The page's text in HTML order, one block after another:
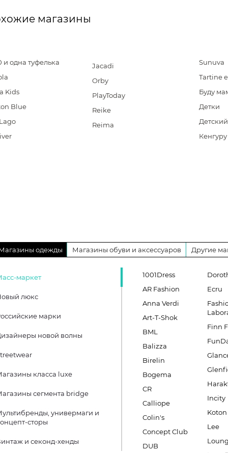
магазины
и одна туфелька
Kids
Blue
Jacadi
Orby
PlayToday
Reike
Reima
Sunuva
Tartine
Буду
Детки
Кенгуру
одежды Магазины обуви и аксессуаров Другие
маркет
люкс
марки
новой волны
класса luxe
сегмента bridge
универмаги и
сторы
и секонд-хенды
1001Dress
AR Fashion
Anna Verdi
Art-T-Shok
BML
Balizza
Birelin
Bogema
CR
Calliope
Colin's
Concept Club
DUB
Ecru
Finn
Incity
Koton
Lee